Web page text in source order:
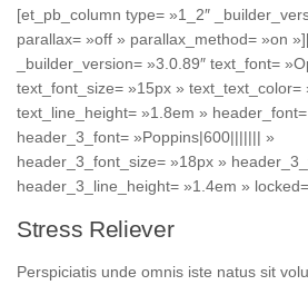
[et_pb_column type= »1_2″
parallax= »off » parallax_method= »on
_builder_version= »3.0.89″ text_font=
text_font_size= »15px » text_text_color=
text_line_height= »1.8em »
header_3_font= »Poppins|600||||||| »
header_3_font_size= »18px »
header_3_line_height= »1.4em »
Stress Reliever
Perspiciatis unde omnis iste natus sit